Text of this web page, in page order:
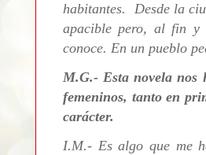
habitantes. Desde la
apacible pero, al fin y
conoce. En un pueblo
M.G.- Esta novela nos
femeninos, tanto en
carácter.
I.M.- Es algo que me